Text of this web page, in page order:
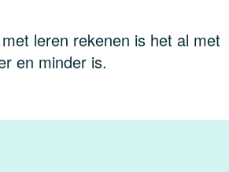
leren rekenen is het al met
en minder is.